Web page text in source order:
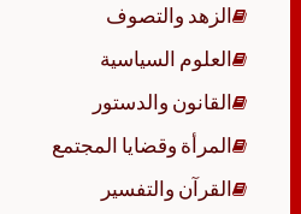
الزهد والتصوف
العلوم السياسية
القانون والدستور
المرأة وقضايا المجتمع
القرآن والتفسير